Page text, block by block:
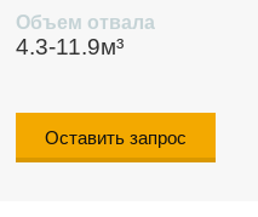
Объем отвала
4.3-11.9м³
Оставить запрос